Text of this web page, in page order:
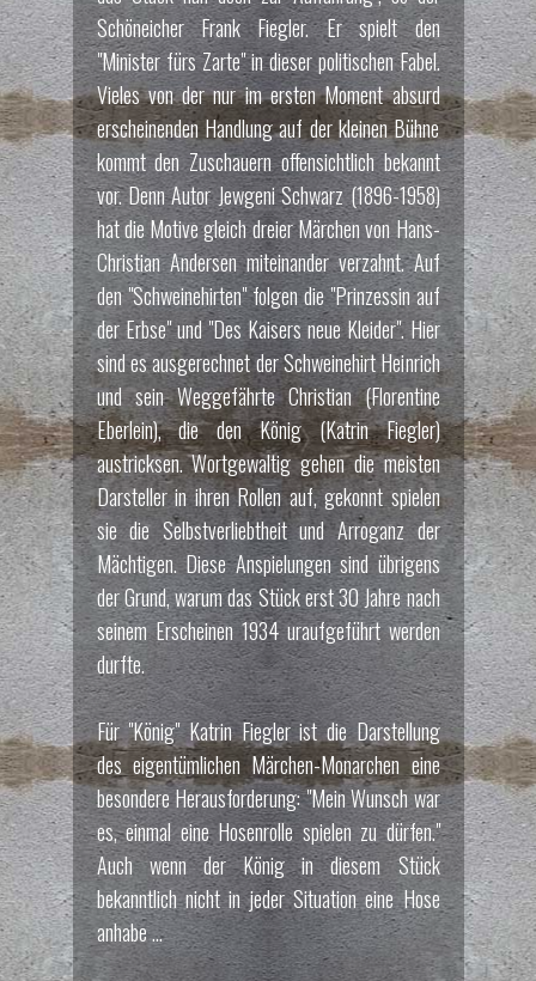
Schöneicher Frank Fiegler. Er spielt den
"Minister fürs Zarte" in dieser politischen Fabel.
Vieles von der nur im ersten Moment absurd
erscheinenden Handlung auf der kleinen Bühne
kommt den Zuschauern offensichtlich bekannt
vor. Denn Autor Jewgeni Schwarz (1896-1958)
hat die Motive gleich dreier Märchen von Hans-
Christian Andersen miteinander verzahnt. Auf
den "Schweinehirten" folgen die "Prinzessin auf
der Erbse" und "Des Kaisers neue Kleider". Hier
sind es ausgerechnet der Schweinehirt Heinrich
und sein Weggefährte Christian (Florentine
Eberlein), die den König (Katrin Fiegler)
austricksen. Wortgewaltig gehen die meisten
Darsteller in ihren Rollen auf, gekonnt spielen
sie die Selbstverliebtheit und Arroganz der
Mächtigen. Diese Anspielungen sind übrigens
der Grund, warum das Stück erst 30 Jahre nach
seinem Erscheinen 1934 uraufgeführt werden
durfte.
Für "König" Katrin Fiegler ist die Darstellung
des eigentümlichen Märchen-Monarchen eine
besondere Herausforderung: "Mein Wunsch war
es, einmal eine Hosenrolle spielen zu dürfen."
Auch wenn der König in diesem Stück
bekanntlich nicht in jeder Situation eine Hose
anhabe ...